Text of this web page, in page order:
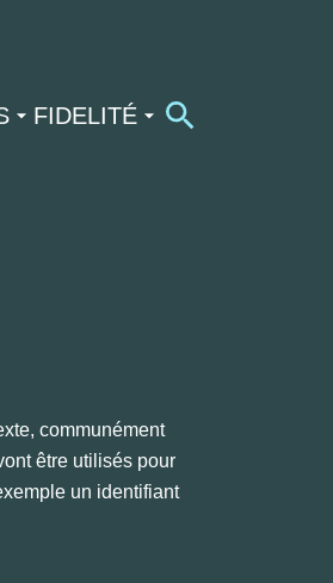
FIDELITÉ
communément
être utilisés pour
un identifiant